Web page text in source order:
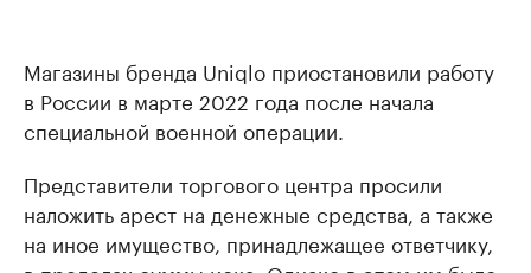
Магазины бренда Uniqlo приостановили работу
в России в марте 2022 года после начала
специальной военной операции.
Представители торгового центра просили
наложить арест на денежные средства, а также
на иное имущество, принадлежащее ответчику,